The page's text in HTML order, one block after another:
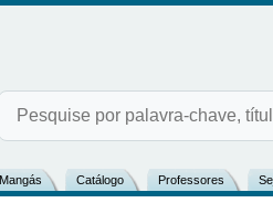
Mangás Catálogo Professores